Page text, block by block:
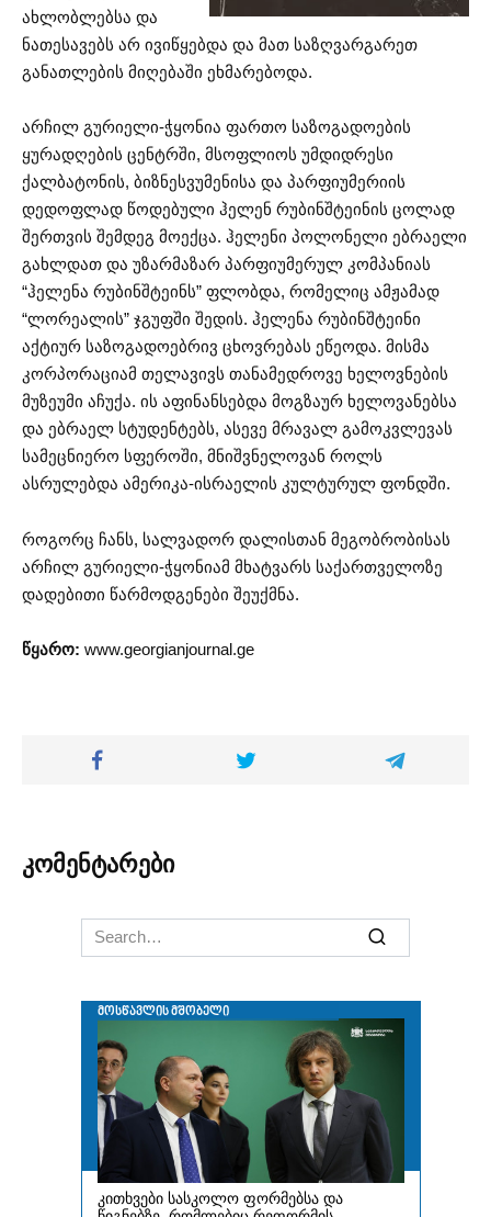
ახლობლებსა და
ნათესავებს არ ივიწყებდა და მათ საზღვარგარეთ
განათლების მიღებაში ეხმარებოდა.
არჩილ გურიელი-ჭყონია ფართო საზოგადოების
ყურადღების ცენტრში, მსოფლიოს უმდიდრესი
ქალბატონის, ბიზნესვუმენისა და პარფიუმერიის
დედოფლად წოდებული ჰელენ რუბინშტეინის ცოლად
შერთვის შემდეგ მოექცა. ჰელენი პოლონელი ებრაელი
გახლდათ და უზარმაზარ პარფიუმერულ კომპანიას
“ჰელენა რუბინშტეინს” ფლობდა, რომელიც ამჟამად
“ლორეალის” ჯგუფში შედის. ჰელენა რუბინშტეინი
აქტიურ საზოგადოებრივ ცხოვრებას ეწეოდა. მისმა
კორპორაციამ თელავივს თანამედროვე ხელოვნების
მუზეუმი აჩუქა. ის აფინანსებდა მოგზაურ ხელოვანებსა
და ებრაელ სტუდენტებს, ასევე მრავალ გამოკვლევას
სამეცნიერო სფეროში, მნიშვნელოვან როლს
ასრულებდა ამერიკა-ისრაელის კულტურულ ფონდში.
როგორც ჩანს, სალვადორ დალისთან მეგობრობისას
არჩილ გურიელი-ჭყონიამ მხატვარს საქართველოზე
დადებითი წარმოდგენები შეუქმნა.
წყარო: www.georgianjournal.ge
კომენტარები
Search
for: